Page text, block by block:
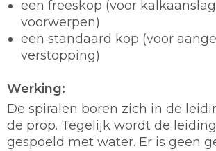
een freeskop (voor
voorwerpen)
een standaard kop (voor
verstopping)
Werking:
De spiralen boren zich in de
de prop. Tegelijk wordt de
gespoeld met water. Er is geen